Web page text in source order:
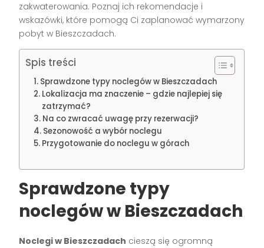
zakwaterowania. Poznaj ich rekomendacje i
wskazówki, które pomogą Ci zaplanować wymarzony
pobyt w Bieszczadach.
Spis treści
Sprawdzone typy noclegów w Bieszczadach
Lokalizacja ma znaczenie – gdzie najlepiej się
zatrzymać?
Na co zwracać uwagę przy rezerwacji?
Sezonowość a wybór noclegu
Przygotowanie do noclegu w górach
Sprawdzone typy
noclegów w Bieszczadach
Noclegi w Bieszczadach cieszą się ogromną